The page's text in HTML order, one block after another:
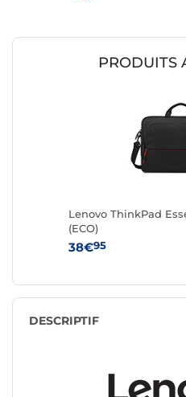
PRODUITS
Lenovo ThinkPad
(ECO)
38€95
DESCRIPTIF